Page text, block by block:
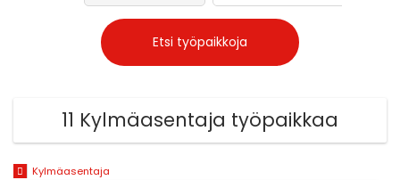
11 Kylmäasentaja työpaikkaa
Kylmäasentaja